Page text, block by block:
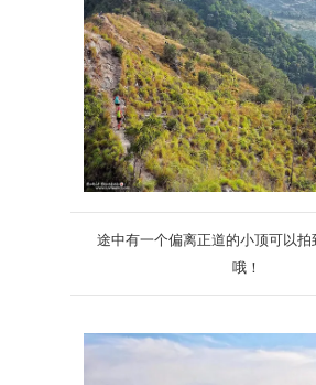
途中有一个偏离正道的小顶可以拍
哦！